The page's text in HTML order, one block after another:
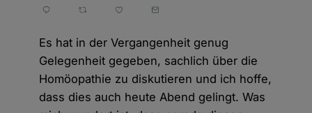
Es hat in der Vergangenheit genug
Gelegenheit gegeben, sachlich über die
Homöopathie zu diskutieren und ich hoffe,
dass dies auch heute Abend gelingt. Was